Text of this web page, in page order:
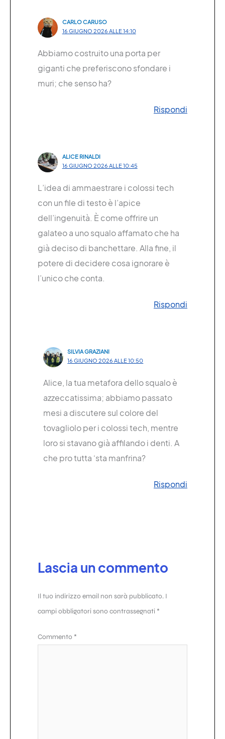
CARLO CARUSO
16 GIUGNO 2026 ALLE 14:10
Abbiamo costruito una porta per
giganti che preferiscono sfondare i
muri; che senso ha?
Rispondi
ALICE RINALDI
16 GIUGNO 2026 ALLE 10:45
L’idea di ammaestrare i colossi tech
con un file di testo è l’apice
dell’ingenuità. È come offrire un
galateo a uno squalo affamato che ha
già deciso di banchettare. Alla fine, il
potere di decidere cosa ignorare è
l’unico che conta.
Rispondi
SILVIA GRAZIANI
16 GIUGNO 2026 ALLE 10:50
Alice, la tua metafora dello squalo è
azzeccatissima; abbiamo passato
mesi a discutere sul colore del
tovagliolo per i colossi tech, mentre
loro si stavano già affilando i denti. A
che pro tutta ‘sta manfrina?
Rispondi
Lascia un commento
Il tuo indirizzo email non sarà pubblicato. I
campi obbligatori sono contrassegnati *
Commento *